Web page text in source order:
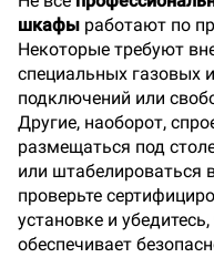
шкафы работают по
Некоторые требуют
специальных газовых
подключений или
Другие, наоборот,
размещаться под
или штабелироваться
проверьте
установке и
обеспечивает